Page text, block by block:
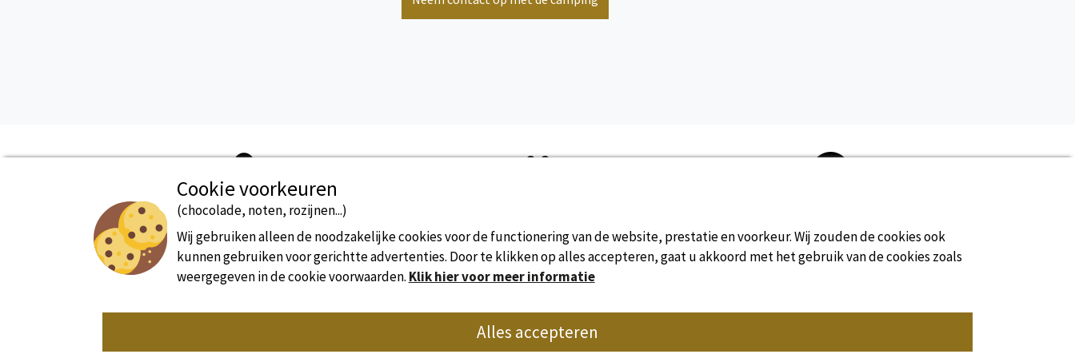
Beveiligde betaling
Dordogne
Cookie voorkeuren
(chocolade, noten, rozijnen...)
Wij gebruiken alleen de noodzakelijke cookies voor de functionering van de website, prestatie en voorkeur. Wij zouden de cookies ook
kunnen gebruiken voor gerichtte advertenties. Door te klikken op alles accepteren, gaat u akkoord met het gebruik van de cookies zoals
weergegeven in de cookie voorwaarden. Klik hier voor meer informatie
Alles accepteren